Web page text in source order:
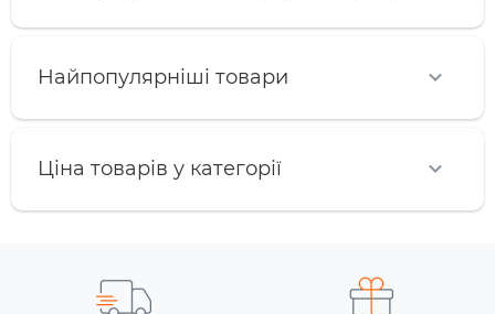
Найпопулярніші товари
Ціна товарів у категорії